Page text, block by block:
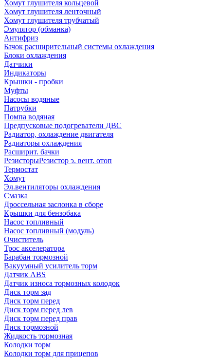
Хомут глушителя кольцевой
Хомут глушителя ленточный
Хомут глушителя трубчатый
Эмулятор (обманка)
Антифриз
Бачок расширительный системы охлаждения
Блоки охлаждения
Датчики
Индикаторы
Крышки - пробки
Муфты
Насосы водяные
Патрубки
Помпа водяная
Предпусковые подогреватели ДВС
Радиатор, охлаждение двигателя
Радиаторы охлаждения
Расширит. бачки
РезисторыРезистор э. вент. отоп
Термостат
Хомут
Эл.вентиляторы охлаждения
Смазка
Дроссельная заслонка в сборе
Крышки для бензобака
Насос топливный
Насос топливный (модуль)
Очиститель
Трос акселератора
Барабан тормозной
Вакуумный усилитель торм
Датчик ABS
Датчик износа тормозных колодок
Диск торм зад
Диск торм перед
Диск торм перед лев
Диск торм перед прав
Диск тормозной
Жидкость тормозная
Колодки торм
Колодки торм для прицепов